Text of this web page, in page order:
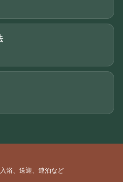
浴、送迎、連泊など